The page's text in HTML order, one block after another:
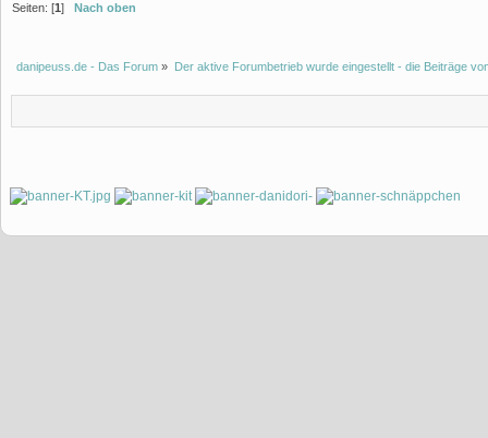
Seiten: [1] Nach oben
danipeuss.de - Das Forum » Der aktive Forumbetrieb wurde eingestellt - die Beiträge